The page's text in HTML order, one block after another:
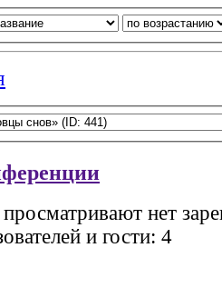
нет
и гости: 4